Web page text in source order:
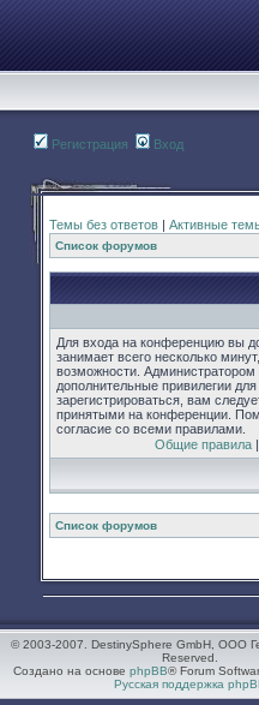
Регистрация Вход
Темы без ответов | Активные
Список форумов
Для входа на конференцию вы
занимает всего несколько
возможности.
дополнительные привилегии
зарегистрироваться, вам
принятыми на конференции.
согласие со всеми правилами.
Общие правила|
Список форумов
© 2003-2007. DestinySphere GmbH, ООО
Reserved.
Создано на основе phpBB® Forum
Русская поддержка